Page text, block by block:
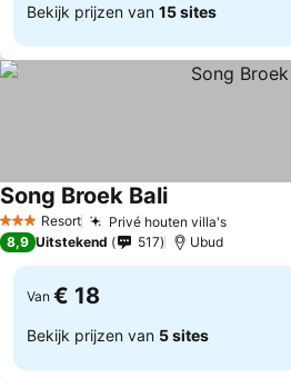
Bekijk prijzen van 15 sites
3 SterrenResort Privé houten villa's
Song Broek Bali
8,9 Uitstekend 517 Ubud
Van € 18
Bekijk prijzen van 5 sites